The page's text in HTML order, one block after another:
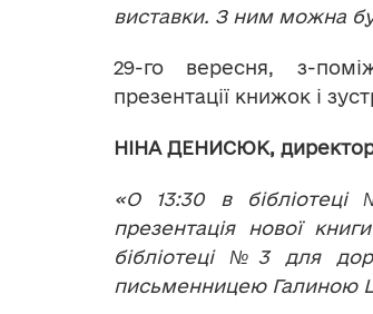
виставки. З ним можна
29-го вересня, з-
презентації книжок і
НІНА ДЕНИСЮК, директор
«О 13:30 в
презентація нової
бібліотеці №3 для
письменницею Галиною